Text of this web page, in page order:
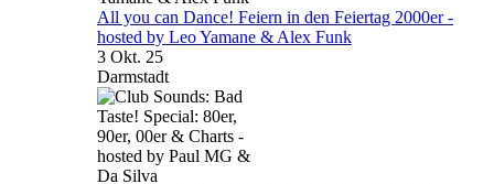
All you can Dance! Feiern in den Feiertag 2000er -
hosted by Leo Yamane & Alex Funk
3 Okt. 25
Darmstadt